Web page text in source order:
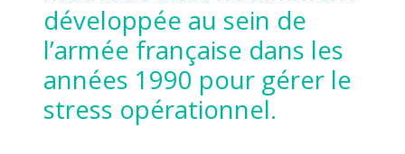
développée au sein de
l’armée française dans les
années 1990 pour gérer le
stress opérationnel.